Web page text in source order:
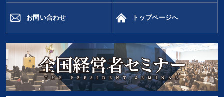
お問い合わせ トップページへ